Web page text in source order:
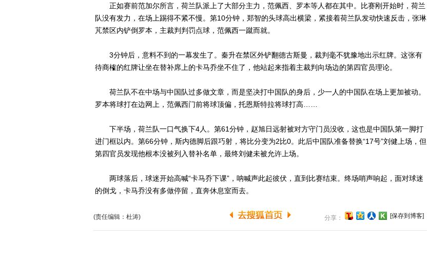
正如赛前范加尔所言，荷兰队派上了大部分主力，范佩西、罗本等人都在其中。比赛刚开始时，荷兰
队没有发力，在场上踢得不紧不慢。第10分钟，郑智的头球高出横梁，紧接着荷兰队发动快速反击，张琳
芃禁区内铲倒罗本，主裁判判罚点球，范佩西一蹴而就。
3分钟后，意料不到的一幕发生了。秦升在禁区外铲翻德古斯曼，裁判毫不犹豫地出示红牌。这张有
待商榷的红牌让坐在替补席上的卡马乔坐不住了，他站起来指着主裁判向场边的第四官员理论。
荷兰队不在中场与中国队过多做文章，而是坚决打中国队的身后，少一人的中国队在场上更加被动。
罗本将球打在边网上，范佩西门前将球顶偏，托恩斯特拉将球打高……
下半场，荷兰队一口气换下4人。第61分钟，赵旭日远射被对方守门员没收，这也是中国队第一脚打
进门框以内。第66分钟，斯内德脚后跟巧射，将比分变为2比0。此后中国队准备替换“17号”刘健上场，但
第四官员发现他根本没被列入替补名单，最终刘健未被允许上场。
两球落后，球迷开始高喊“卡马乔下课”，呐喊声此起彼伏，直到比赛结束。终场哨声响起，面对球迷
的倒戈，卡马乔没有多做停留，直奔休息室而去。
(责任编辑：杜涛) 分享： [保存到博客]